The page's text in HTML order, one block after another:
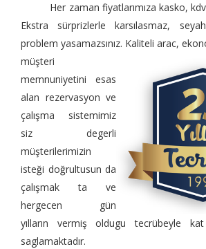
Her zaman fiyatlarımıza kasko, kdv
Ekstra sürprizlerle karsılasmaz,
problem yasamazsınız. Kaliteli arac,
müşteri
memnuniyetini esas
alan rezervasyon ve
çalışma sistemimiz
siz degerli
müşterilerimizin
isteği doğrultusun da
çalışmak ta ve
hergecen gün
yılların vermiş oldugu tecrübeyle
saglamaktadır.